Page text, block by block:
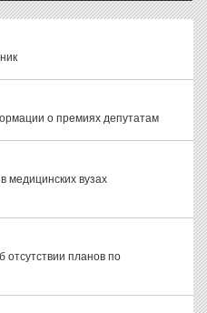
о премиях депутатам
медицинских вузах
отсутствии планов по